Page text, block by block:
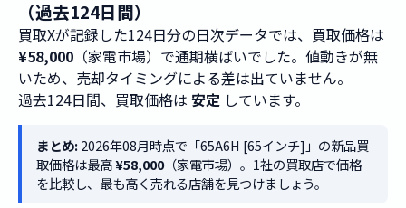
（過去124日間）
買取Xが記録した124日分の日次データでは、買取価格は
¥58,000 （家電市場）で通期横ばいでした。値動きが無
いため、売却タイミングによる差は出ていません。
過去124日間、買取価格は 安定 しています。
まとめ:2026年08月時点で「65A6H [65インチ]」の新品買
取価格は最高¥58,000（家電市場）。1社の買取店で価格
を比較し、最も高く売れる店舗を見つけましょう。